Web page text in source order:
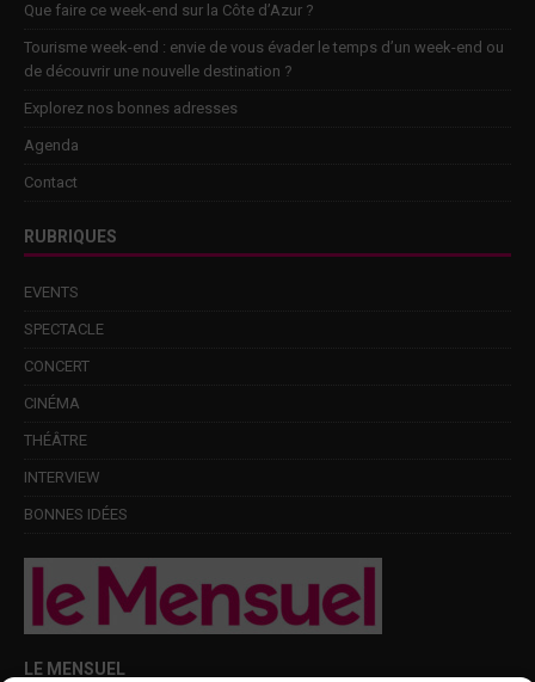
Que faire ce week-end sur la Côte d’Azur ?
Tourisme week-end : envie de vous évader le temps d’un week-end ou
de découvrir une nouvelle destination ?
Explorez nos bonnes adresses
Agenda
Contact
RUBRIQUES
EVENTS
SPECTACLE
CONCERT
CINÉMA
THÉÂTRE
INTERVIEW
BONNES IDÉES
LE MENSUEL